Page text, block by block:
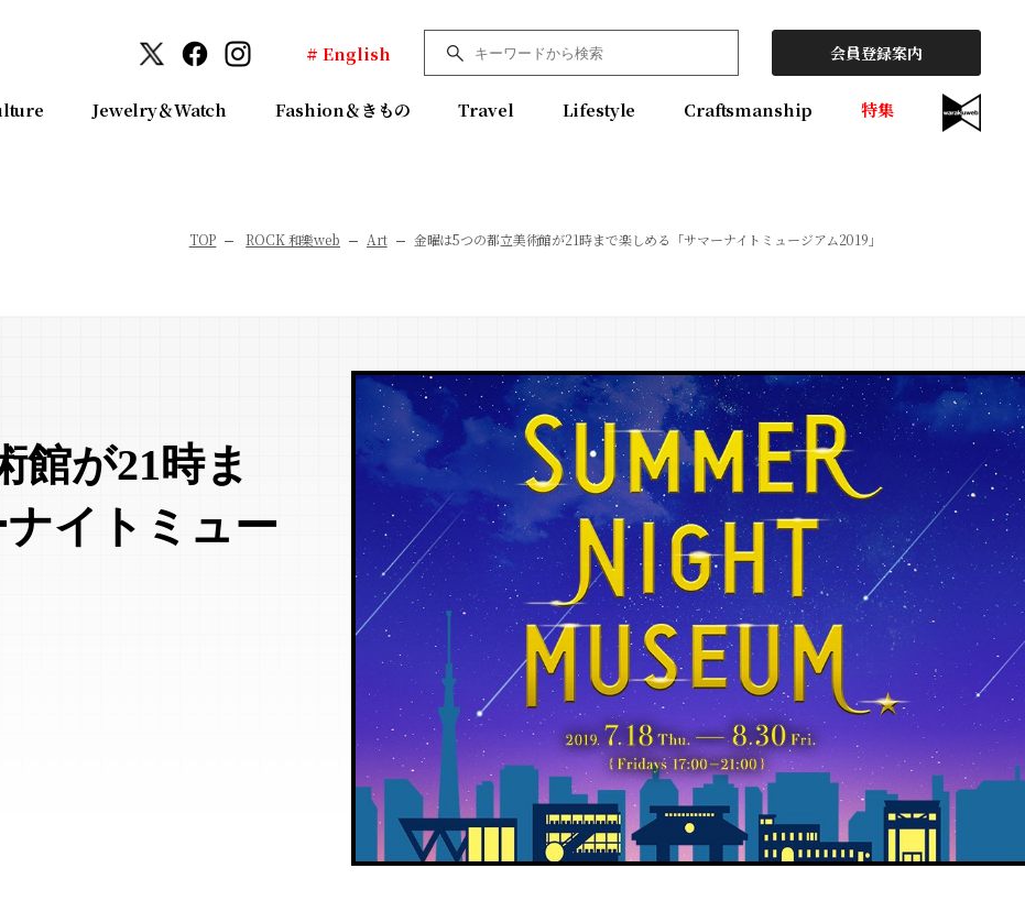
# English 会員登録案内
Jewelry＆Watch Fashion＆きもの Travel Lifestyle Craftsmanship 特集
TOP ROCK 和樂web Art 金曜は5つの都立美術館が21時まで楽しめる「サマーナイトミュージアム2019」
館が21時ま
イトミュー